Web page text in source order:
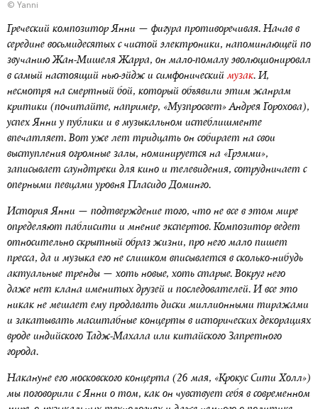
© Yanni
Греческий композитор Янни — фигура противоречивая. Начав в
середине восьмидесятых с чистой электроники, напоминающей по
звучанию Жан-Мишеля Жарра, он мало-помалу эволюционировал
в самый настоящий нью-эйдж и симфоническиймузак. И,
несмотря на смертный бой, который объявили этим жанрам
критики (почитайте, например, «Музпросвет» Андрея Горохова),
успех Янни у публики и в музыкальном истеблишменте
впечатляет. Вот уже лет тридцать он собирает на свои
выступления огромные залы, номинируется на «Грэмми»,
записывает саундтреки для кино и телевидения, сотрудничает с
оперными певцами уровня Пласидо Доминго.
История Янни — подтверждение того, что не все в этом мире
определяют паблисити и мнение экспертов. Композитор ведет
относительно скрытный образ жизни, про него мало пишет
пресса, да и музыка его не слишком вписывается в сколько-нибудь
актуальные тренды — хоть новые, хоть старые. Вокруг него
даже нет клана именитых друзей и последователей. И все это
никак не мешает ему продавать диски миллионными тиражами
и закатывать масштабные концерты в исторических декорациях
вроде индийского Тадж-Махала или китайского Запретного
города.
Накануне его московского концерта (26 мая, «Крокус Сити Холл»)
мы поговорили с Янни о том, как он чувствует себя в современном